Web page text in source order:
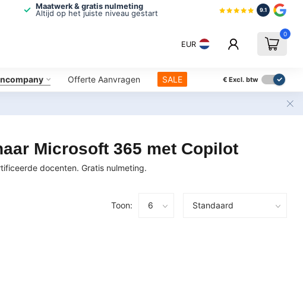
Maatwerk & gratis nulmeting
Altijd op het juiste niveau gestart
9.1
EUR
0
Offerte Aanvragen SALE € Excl. btw
Microsoft 365 met Copilot
docenten. Gratis nulmeting.
Toon: